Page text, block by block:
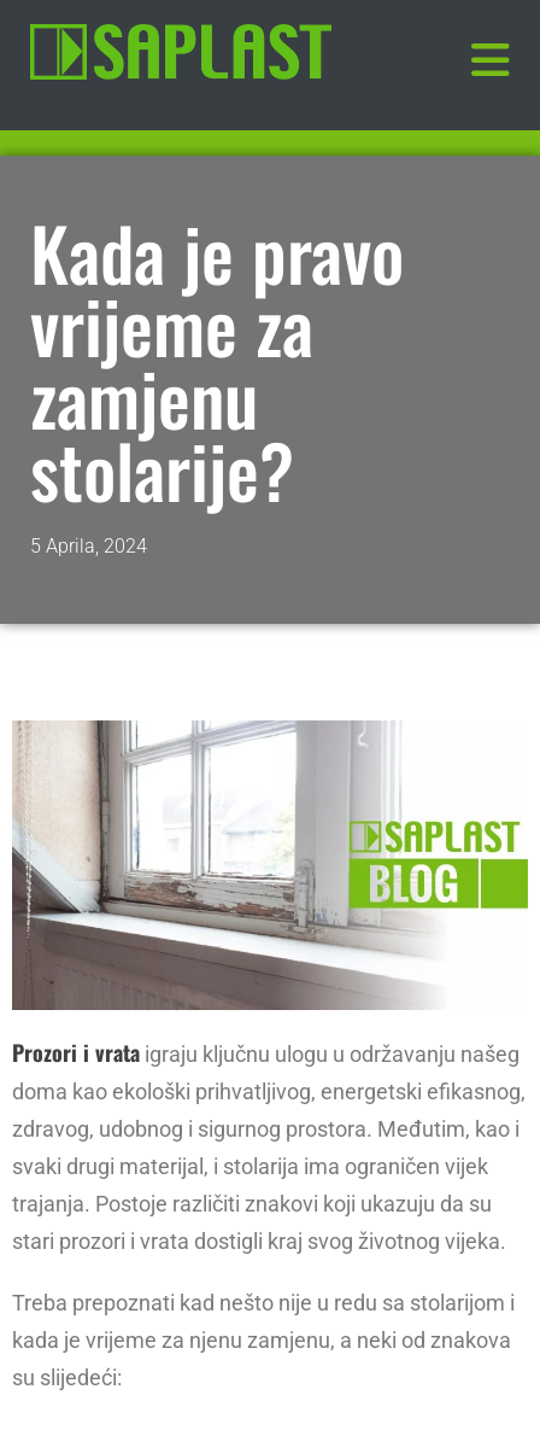
Kada je pravo
vrijeme za
zamjenu
stolarije?
5 Aprila, 2024
Prozori i vrata igraju ključnu ulogu u održavanju našeg
doma kao ekološki prihvatljivog, energetski efikasnog,
zdravog, udobnog i sigurnog prostora. Međutim, kao i
svaki drugi materijal, i stolarija ima ograničen vijek
trajanja. Postoje različiti znakovi koji ukazuju da su
stari prozori i vrata dostigli kraj svog životnog vijeka.
Treba prepoznati kad nešto nije u redu sa stolarijom i
kada je vrijeme za njenu zamjenu, a neki od znakova
su slijedeći: